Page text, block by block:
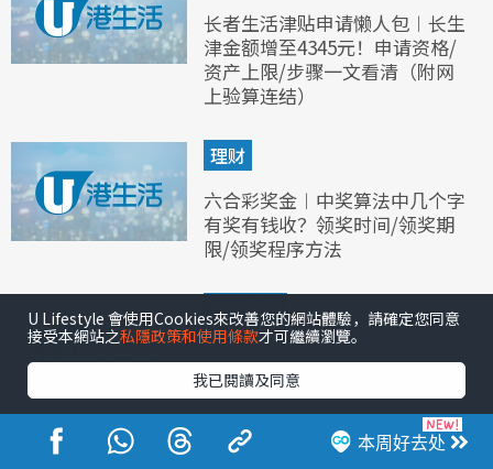
长者生活津贴申请懒人包︱长生
津金额增至4345元！申请资格/
资产上限/步骤一文看清（附网
上验算连结）
理财
六合彩奖金︱中奖算法中几个字
有奖有钱收？领奖时间/领奖期
限/领奖程序方法
户外郊游
九龙寨城公园︱九龙寨城公园设
施展览一文看清！45分钟免费导
赏团/交通方式一览
本周好去处
U Lifestyle 會使用Cookies來改善您的網站體驗，請確定您同意
接受本網站之私隱政策和使用條款才可繼續瀏覽。
我已閱讀及同意